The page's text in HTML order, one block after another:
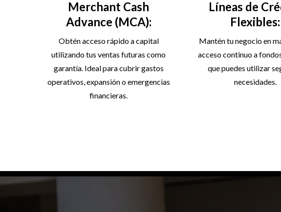
Merchant Cash
Advance (MCA):
Obtén acceso rápido a capital
utilizando tus ventas futuras como
garantía. Ideal para cubrir gastos
operativos, expansión o emergencias
financieras.
Líneas de
Flexibles:
Mantén tu negocio en
acceso continuo a
que puedes utilizar
necesidades.